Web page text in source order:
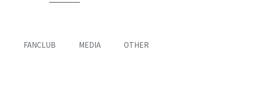
FANCLUB MEDIA OTHER